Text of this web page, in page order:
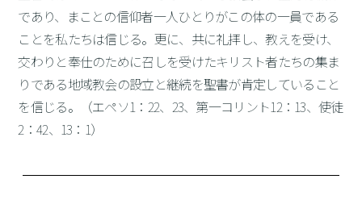
であり、まことの信仰者一人ひとりがこの体の一員である
ことを私たちは信じる。更に、共に礼拝し、教えを受け、
交わりと奉仕のために召しを受けたキリスト者たちの集ま
りである地域教会の設立と継続を聖書が肯定していること
を信じる。（エペソ1：22、23、第一コリント12：13、使徒
2：42、13：1）